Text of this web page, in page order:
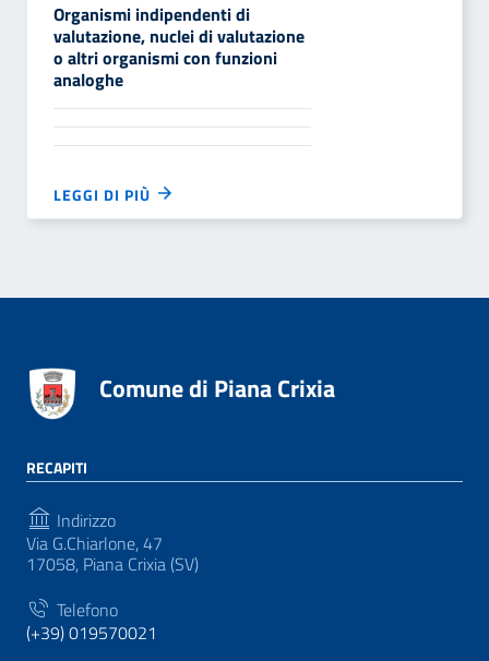
Organismi indipendenti di
valutazione, nuclei di valutazione
o altri organismi con funzioni
analoghe
LEGGI DI PIÙ
Comune di Piana Crixia
RECAPITI
Indirizzo
Via G.Chiarlone, 47
17058, Piana Crixia (SV)
Telefono
(+39) 019570021